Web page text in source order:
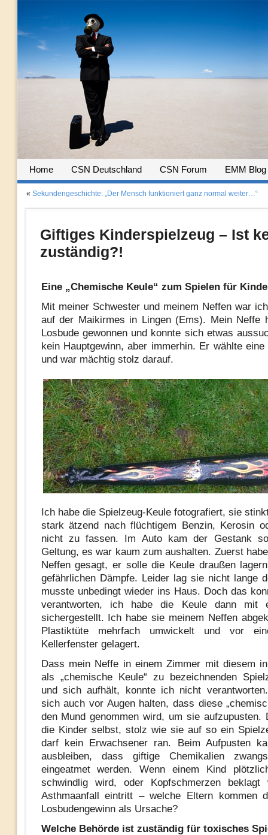
Home CSN Deutschland CSN Forum EMM Blog
« Sekundengeschichte: „Der Mensch funktioniert ganz normal weiter…“
Giftiges Kinderspielzeug – Ist
zuständig?!
Eine „Chemische Keule“ zum Spielen für
Mit meiner Schwester und meinem Neffen war
auf der Maikirmes in Lingen (Ems). Mein Neffe
Losbude gewonnen und konnte sich etwas
kein Hauptgewinn, aber immerhin. Er wählte
und war mächtig stolz darauf.
Ich habe die Spielzeug-Keule fotografiert, sie
stark ätzend nach flüchtigem Benzin, Kerosin
nicht zu fassen. Im Auto kam der Gestank
Geltung, es war kaum zum aushalten. Zuerst
Neffen gesagt, er solle die Keule draußen
gefährlichen Dämpfe. Leider lag sie nicht lange
musste unbedingt wieder ins Haus. Doch das
verantworten, ich habe die Keule dann mit
sichergestellt. Ich habe sie meinem Neffen
Plastiktüte mehrfach umwickelt und vor
Kellerfenster gelagert.
Dass mein Neffe in einem Zimmer mit diesem
als „chemische Keule“ zu bezeichnenden
und sich aufhält, konnte ich nicht
sich auch vor Augen halten, dass diese
den Mund genommen wird, um sie aufzupusten.
die Kinder selbst, stolz wie sie auf so ein
darf kein Erwachsener ran. Beim Aufpusten
ausbleiben, dass giftige Chemikalien
eingeatmet werden. Wenn einem Kind
schwindlig wird, oder Kopfschmerzen beklagt
Asthmaanfall eintritt – welche Eltern kommen
Losbudengewinn als Ursache?
Welche Behörde ist zuständig für toxisches